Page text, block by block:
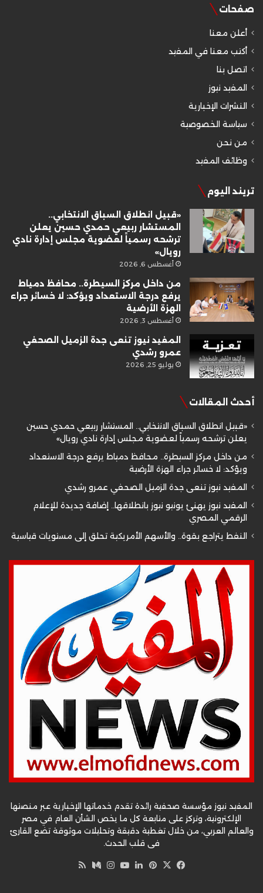
صفحات
أعلن معنا
أكتب معنا في المفيد
اتصل بنا
المفيد نيوز
النشرات الإخبارية
سياسة الخصوصية
من نحن
وظائف المفيد
تريند اليوم
«قبيل انطلاق السباق الانتخابي..
المستشار ربيعي حمدي حسين يعلن
ترشحه رسمياً لعضوية مجلس إدارة نادي
رويال»
أغسطس 6, 2026
من داخل مركز السيطرة.. محافظ دمياط
يرفع درجة الاستعداد ويؤكد: لا خسائر جراء
الهزة الأرضية
أغسطس 3, 2026
المفيد نيوز تنعى جدة الزميل الصحفي
عمرو رشدي
يوليو 25, 2026
أحدث المقالات
«قبيل انطلاق السباق الانتخابي.. المستشار ربيعي حمدي حسين
يعلن ترشحه رسمياً لعضوية مجلس إدارة نادي رويال»
من داخل مركز السيطرة.. محافظ دمياط يرفع درجة الاستعداد
ويؤكد: لا خسائر جراء الهزة الأرضية
المفيد نيوز تنعى جدة الزميل الصحفي عمرو رشدي
المفيد نيوز يهنئ يونيو نيوز بانطلاقها.. إضافة جديدة للإعلام
الرقمي المصري
النفط يتراجع بقوة.. والأسهم الأمريكية تحلق إلى مستويات قياسية
المفيد نيوز مؤسسة صحفية رائدة تقدم خدماتها الإخبارية عبر منصتها
الإلكترونية، وتركز على متابعة كل ما يخص الشأن العام في مصر
والعالم العربي، من خلال تغطية دقيقة وتحليلات موثوقة تضع القارئ
في قلب الحدث.
فيسبوك
‫X بينتيريست
لينكدإن‫YouTube
انستقرام
وسط